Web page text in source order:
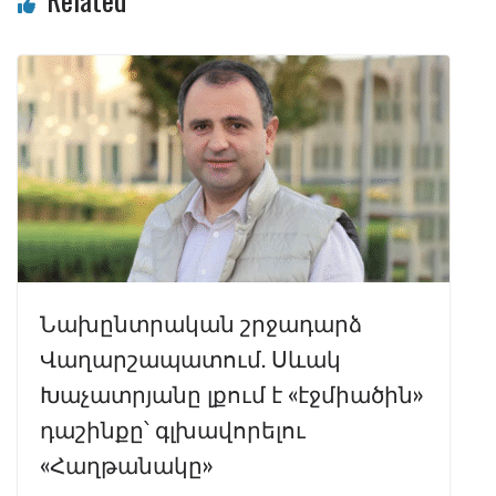
Նախընտրական շրջադարձ
Վաղարշապատում. Սևակ
Խաչատրյանը լքում է «էջմիածին»
դաշինքը՝ գլխավորելու
«Հաղթանակը»